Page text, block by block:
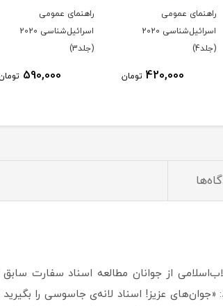
راهنمای عمومی
اسرائیل‌شناسی 2020
(جلد3)
590,000 تومان
راهنمای عمومی
اسرائیل‌شناسی 2020
(جلد2)
620,000
از جوانان مطالعه اسناد سفارت
خطاب به جوانان فرمودند: «جوان‌های عزیز! اسناد لانه‌ی